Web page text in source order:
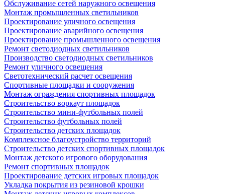
Обслуживание сетей наружного освещения
Монтаж промышленных светильников
Проектирование уличного освещения
Проектирование аварийного освещения
Проектирование промышленного освещения
Ремонт светодиодных светильников
Производство светодиодных светильников
Ремонт уличного освещения
Светотехнический расчет освещения
Спортивные площадки и сооружения
Монтаж ограждения спортивных площадок
Строительство воркаут площадок
Строительство мини-футбольных полей
Строительство футбольных полей
Строительство детских площадок
Комплексное благоустройство территорий
Строительство детских спортивных площадок
Монтаж детского игрового оборудования
Ремонт спортивных площадок
Проектирование детских игровых площадок
Укладка покрытия из резиновой крошки